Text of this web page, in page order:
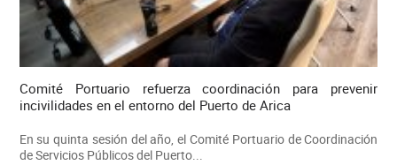
Comité Portuario refuerza coordinación para prevenir
incivilidades en el entorno del Puerto de Arica
En su quinta sesión del año, el Comité Portuario de Coordinación
de Servicios Públicos del Puerto...